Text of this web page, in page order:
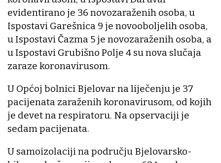
evidentirano je 36 novozaraženih osoba, u
Ispostavi Garešnica 9 je novooboljelih osoba,
u Ispostavi Čazma 5 je novozaraženih osoba, a
u Ispostavi Grubišno Polje 4 su nova slučaja
zaraze koronavirusom.
U Općoj bolnici Bjelovar na liječenju je 37
pacijenata zaraženih koronavirusom, od kojih
je devet na respiratoru. Na opservaciji je
sedam pacijenata.
U samoizolaciji na području Bjelovarsko-